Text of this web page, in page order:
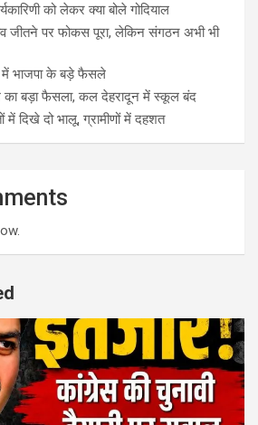
को लेकर क्या बोले गोदियाल
जीतने पर फोकस पूरा, लेकिन संगठन अभी भी
में भाजपा के बड़े फैसले
बड़ा फैसला, कल देहरादून में स्कूल बंद
दिखे दो भालू, ग्रामीणों में दहशत